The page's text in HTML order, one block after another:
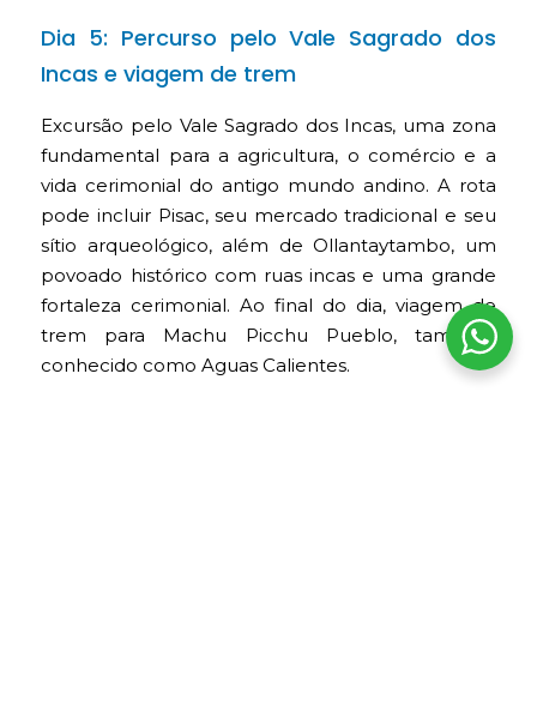
Dia 5: Percurso pelo Vale Sagrado dos
Incas e viagem de trem
Excursão pelo Vale Sagrado dos Incas, uma zona
fundamental para a agricultura, o comércio e a
vida cerimonial do antigo mundo andino. A rota
pode incluir Pisac, seu mercado tradicional e seu
sítio arqueológico, além de Ollantaytambo, um
povoado histórico com ruas incas e uma grande
fortaleza cerimonial. Ao final do dia, viagem de
trem para Machu Picchu Pueblo, também
conhecido como Aguas Calientes.